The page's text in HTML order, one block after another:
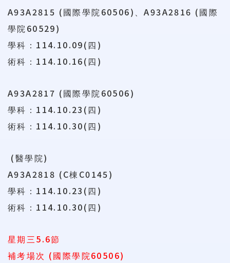
A93A2815 ( 國際學院 60506) 、A93A2816 ( 國際
學院 60529)
學科： 114.10.09( 四 )
術科： 114.10.16( 四 )
A93A2817 ( 國際學院 60506)
學科： 114.10.23( 四 )
術科： 114.10.30( 四 )
( 醫學院 )
A93A2818 (C棟 C0145)
學科： 114.10.23( 四 )
術科： 114.10.30( 四 )
星期三 5.6節
補考場次
( 國際學院 60506)